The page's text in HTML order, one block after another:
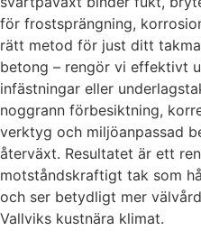
för frostsprängning,
rätt metod för just ditt
betong – rengör vi effektivt
infästningar eller
noggrann förbesiktning,
verktyg och miljöanpassad
återväxt. Resultatet är ett
motståndskraftigt tak som
och ser betydligt mer
Vallviks kustnära klimat.